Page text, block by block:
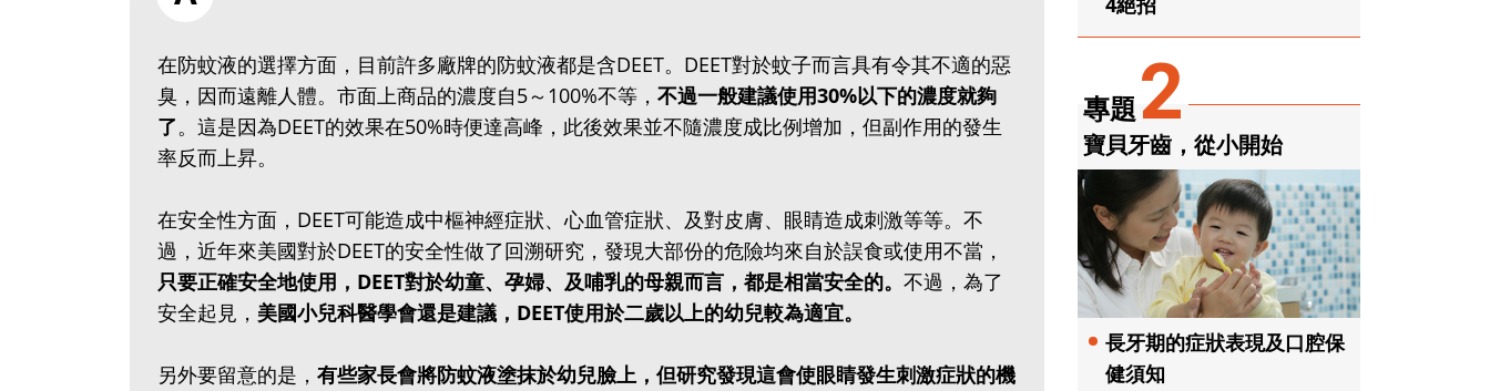
在防蚊液的選擇方面，目前許多廠牌的防蚊液都是含DEET。DEET對於蚊子而言具有令其不適的惡
臭，因而遠離人體。市面上商品的濃度自5～100%不等， 不過一般建議使用30%以下的濃度就夠
了。這是因為DEET的效果在50%時便達高峰，此後效果並不隨濃度成比例增加，但副作用的發生
率反而上昇。
在安全性方面，DEET可能造成中樞神經症狀、心血管症狀、及對皮膚、眼睛造成刺激等等。不
過，近年來美國對於DEET的安全性做了回溯研究，發現大部份的危險均來自於誤食或使用不當，
只要正確安全地使用，DEET對於幼童、孕婦、及哺乳的母親而言，都是相當安全的。 不過，為了
安全起見， 美國小兒科醫學會還是建議，DEET使用於二歲以上的幼兒較為適宜。
另外要留意的是， 有些家長會將防蚊液塗抹於幼兒臉上，但研究發現這會使眼睛發生刺激症狀的機
專題2
寶貝牙齒，從小開始
長牙期的症狀表現及口腔保
健須知